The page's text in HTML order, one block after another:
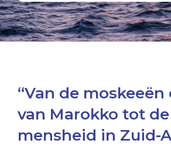
“Van de moskeeën
van Marokko tot de
mensheid in Zuid-